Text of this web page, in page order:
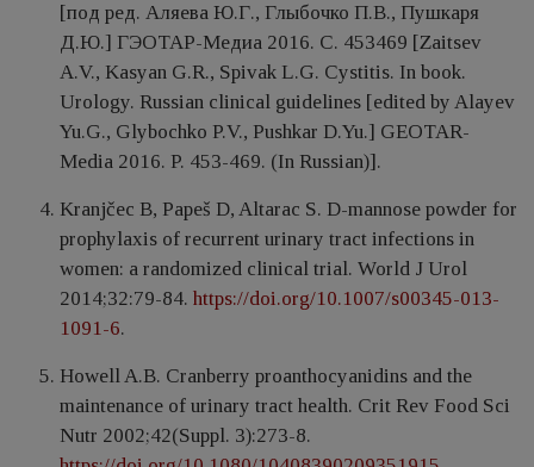
[под ред. Аляева Ю.Г., Глыбочко П.В., Пушкаря
Д.Ю.] ГЭОТАР-Медиа 2016. С. 453469 [Zaitsev
A.V., Kasyan G.R., Spivak L.G. Cystitis. In book.
Urology. Russian clinical guidelines [edited by Alayev
Yu.G., Glybochko P.V., Pushkar D.Yu.] GEOTAR-
Media 2016. P. 453-469. (In Russian)].
Kranjčec B, Papeš D, Altarac S. D-mannose powder for
prophylaxis of recurrent urinary tract infections in
women: a randomized clinical trial. World J Urol
2014;32:79-84. https://doi.org/10.1007/s00345-013-
1091-6.
Howell A.B. Cranberry proanthocyanidins and the
maintenance of urinary tract health. Crit Rev Food Sci
Nutr 2002;42(Suppl. 3):273-8.